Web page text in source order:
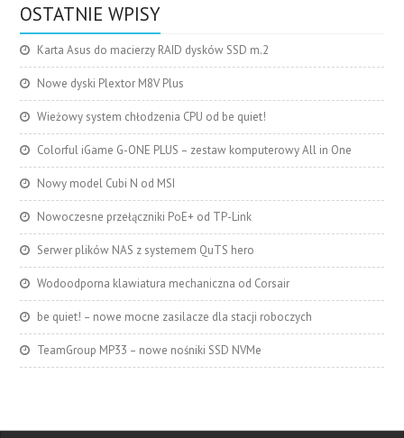
OSTATNIE WPISY
Karta Asus do macierzy RAID dysków SSD m.2
Nowe dyski Plextor M8V Plus
Wieżowy system chłodzenia CPU od be quiet!
Colorful iGame G-ONE PLUS – zestaw komputerowy All in One
Nowy model Cubi N od MSI
Nowoczesne przełączniki PoE+ od TP-Link
Serwer plików NAS z systemem QuTS hero
Wodoodporna klawiatura mechaniczna od Corsair
be quiet! – nowe mocne zasilacze dla stacji roboczych
TeamGroup MP33 – nowe nośniki SSD NVMe